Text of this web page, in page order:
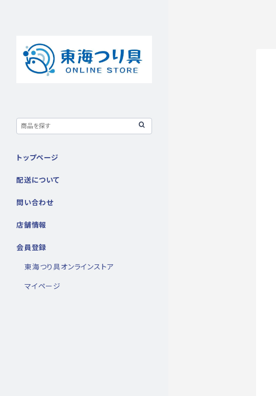
トップページ
配送について
問い合わせ
店舗情報
会員登録
東海つり具オンラインストア
マイページ